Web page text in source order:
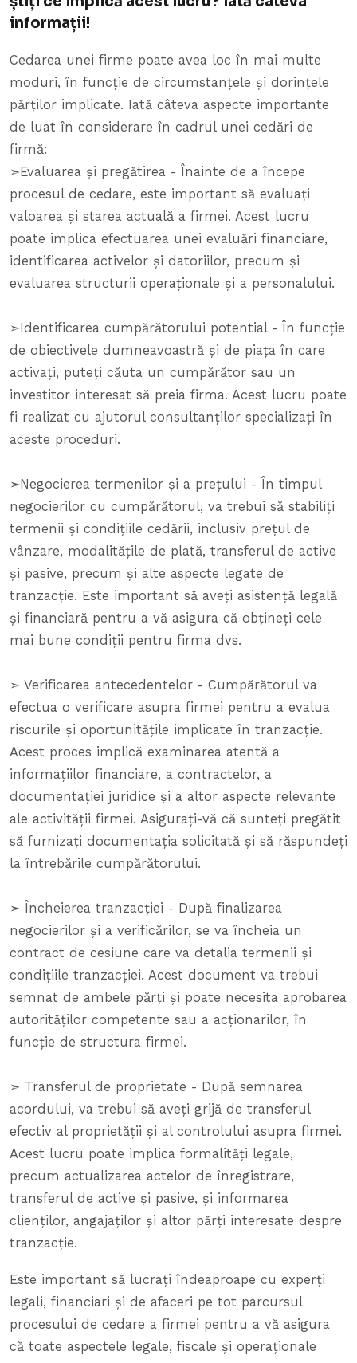
informații!
Cedarea unei firme poate avea loc în mai multe
moduri, în funcție de circumstanțele și dorințele
părților implicate. Iată câteva aspecte importante
de luat în considerare în cadrul unei cedări de
firmă:
➣Evaluarea și pregătirea - Înainte de a începe
procesul de cedare, este important să evaluați
valoarea și starea actuală a firmei. Acest lucru
poate implica efectuarea unei evaluări financiare,
identificarea activelor și datoriilor, precum și
evaluarea structurii operaționale și a personalului.
➣Identificarea cumpărătorului potential - În funcție
de obiectivele dumneavoastră și de piața în care
activați, puteți căuta un cumpărător sau un
investitor interesat să preia firma. Acest lucru poate
fi realizat cu ajutorul consultanților specializați în
aceste proceduri.
➣Negocierea termenilor și a prețului - În timpul
negocierilor cu cumpărătorul, va trebui să stabiliți
termenii și condițiile cedării, inclusiv prețul de
vânzare, modalitățile de plată, transferul de active
și pasive, precum și alte aspecte legate de
tranzacție. Este important să aveți asistență legală
și financiară pentru a vă asigura că obțineți cele
mai bune condiții pentru firma dvs.
➣ Verificarea antecedentelor - Cumpărătorul va
efectua o verificare asupra firmei pentru a evalua
riscurile și oportunitățile implicate în tranzacție.
Acest proces implică examinarea atentă a
informațiilor financiare, a contractelor, a
documentației juridice și a altor aspecte relevante
ale activității firmei. Asigurați-vă că sunteți pregătit
să furnizați documentația solicitată și să răspundeți
la întrebările cumpărătorului.
➣ Încheierea tranzacției - După finalizarea
negocierilor și a verificărilor, se va încheia un
contract de cesiune care va detalia termenii și
condițiile tranzacției. Acest document va trebui
semnat de ambele părți și poate necesita aprobarea
autorităților competente sau a acționarilor, în
funcție de structura firmei.
➣ Transferul de proprietate - După semnarea
acordului, va trebui să aveți grijă de transferul
efectiv al proprietății și al controlului asupra firmei.
Acest lucru poate implica formalități legale,
precum actualizarea actelor de înregistrare,
transferul de active și pasive, și informarea
clienților, angajaților și altor părți interesate despre
tranzacție.
Este important să lucrați îndeaproape cu experți
legali, financiari și de afaceri pe tot parcursul
procesului de cedare a firmei pentru a vă asigura
că toate aspectele legale, fiscale și operaționale